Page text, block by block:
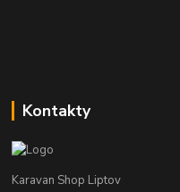
Kontakty
Karavan Shop Liptov